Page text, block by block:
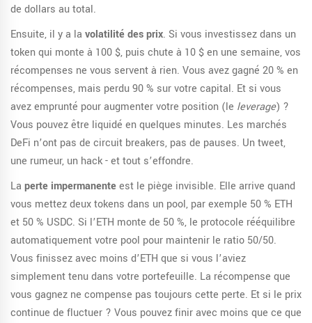
de dollars au total.
Ensuite, il y a la volatilité des prix. Si vous investissez dans un
token qui monte à 100 $, puis chute à 10 $ en une semaine, vos
récompenses ne vous servent à rien. Vous avez gagné 20 % en
récompenses, mais perdu 90 % sur votre capital. Et si vous
avez emprunté pour augmenter votre position (le leverage) ?
Vous pouvez être liquidé en quelques minutes. Les marchés
DeFi n’ont pas de circuit breakers, pas de pauses. Un tweet,
une rumeur, un hack - et tout s’effondre.
La perte impermanenteest le piège invisible. Elle arrive quand
vous mettez deux tokens dans un pool, par exemple 50 % ETH
et 50 % USDC. Si l’ETH monte de 50 %, le protocole rééquilibre
automatiquement votre pool pour maintenir le ratio 50/50.
Vous finissez avec moins d’ETH que si vous l’aviez
simplement tenu dans votre portefeuille. La récompense que
vous gagnez ne compense pas toujours cette perte. Et si le prix
continue de fluctuer ? Vous pouvez finir avec moins que ce que